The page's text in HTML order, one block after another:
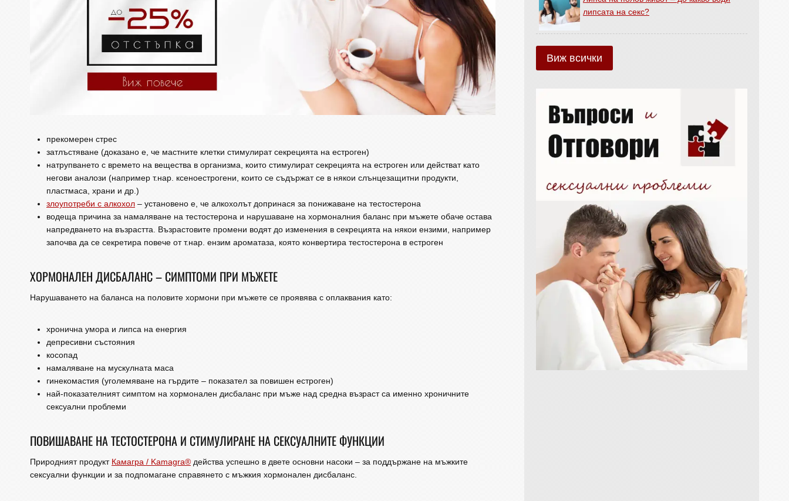
прекомерен стрес
затлъстяване (доказано е, че мастните клетки стимулират секрецията на естроген)
натрупването с времето на вещества в организма, които стимулират секрецията на естроген или действат като
негови аналози (например т.нар. ксеноестрогени, които се съдържат се в някои слънцезащитни продукти,
пластмаса, храни и др.)
злоупотреби с алкохол – установено е, че алкохолът допринася за понижаване на тестостерона
водеща причина за намаляване на тестостерона и нарушаване на хормоналния баланс при мъжете обаче остава
напредването на възрастта. Възрастовите промени водят до изменения в секрецията на някои ензими, например
започва да се секретира повече от т.нар. ензим ароматаза, която конвертира тестостерона в естроген
ХОРМОНАЛЕН ДИСБАЛАНС – СИМПТОМИ ПРИ МЪЖЕТЕ
Нарушаването на баланса на половите хормони при мъжете се проявява с оплаквания като:
хронична умора и липса на енергия
депресивни състояния
косопад
намаляване на мускулната маса
гинекомастия (уголемяване на гърдите – показател за повишен естроген)
най-показателният симптом на хормонален дисбаланс при мъже над средна възраст са именно хроничните
сексуални проблеми
ПОВИШАВАНЕ НА ТЕСТОСТЕРОНА И СТИМУЛИРАНЕ НА СЕКСУАЛНИТЕ ФУНКЦИИ
Природният продукт Камагра / Kamagra® действа успешно в двете основни насоки – за поддържане на мъжките
сексуални функции и за подпомагане справянето с мъжкия хормонален дисбаланс.
липсата на секс?
Виж всички